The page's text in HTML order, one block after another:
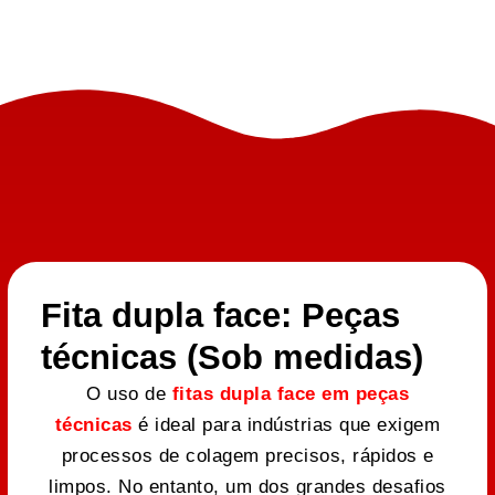
Fita dupla face: Peças
técnicas (Sob medidas)
O uso de fitas dupla face em peças
técnicas é ideal para indústrias que exigem
processos de colagem precisos, rápidos e
limpos. No entanto, um dos grandes desafios